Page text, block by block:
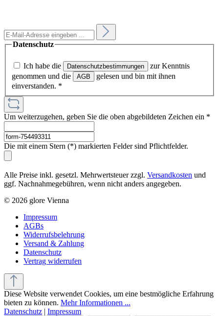
Datenschutz
Ich habe die Datenschutzbestimmungen
zur Kenntnis
genommen und die
AGB
gelesen und bin mit ihnen
einverstanden. *
Um weiterzugehen, geben Sie die oben abgebildeten Zeichen ein *
Die mit einem Stern (*) markierten Felder sind Pflichtfelder.
Alle Preise inkl. gesetzl. Mehrwertsteuer zzgl. Versandkosten und
ggf. Nachnahmegebühren, wenn nicht anders angegeben.
© 2026 glore Vienna
Impressum
AGBs
Widerrufsbelehrung
Versand & Zahlung
Datenschutz
Vertrag widerrufen
Diese Website verwendet Cookies, um eine bestmögliche Erfahrung
bieten zu können. Mehr Informationen ...
Datenschutz | Impressum